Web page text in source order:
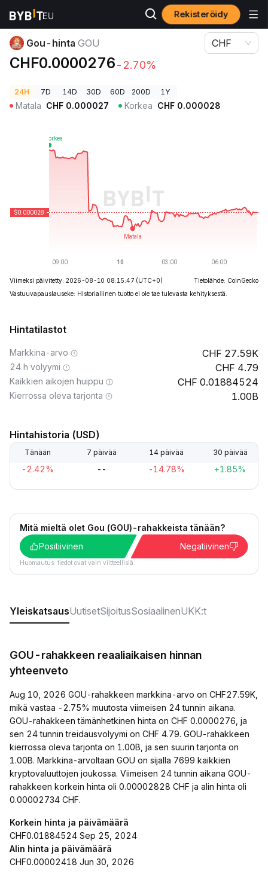
Rekisteröidy
Kryptohinnat
Gou-hinta GOU
CHF0.0000276-2.70%
CHF
24H 7D 14D 30D 60D 200D 1Y
Matala CHF 0.000027 Korkea CHF 0.000028
Viimeksi päivitetty: 2026-08-10 08:15:47 (UTC+0)
Tietolähde: CoinGecko
Vastuuvapauslauseke: Historiallinen tuotto ei ole tae tulevasta kehityksestä.
Hintatilastot
Markkina-arvo 27.59K
24 h volyymi 4.79
Kaikkien aikojen huippu 0.01884524
Kierrossa oleva tarjonta 1.00B
Hintahistoria (USD)
Tänään 7 päivää 14 päivää 30 päivää
-2.42% -- -14.78% +1.85%
Mitä mieltä olet Gou (GOU)-rahakkeista tänään?
Positiivinen
Negatiivinen
Huomautus: tiedot ovat vain viitteellisiä.
YleiskatsausUutisetSijoitusSosiaalinenUKK:t
GOU-rahakkeen reaaliaikaisen hinnan
yhteenveto
Aug 10, 2026 GOU-rahakkeen markkina-arvo on CHF27.59K,
mikä vastaa -2.75% muutosta viimeisen 24 tunnin aikana.
GOU-rahakkeen tämänhetkinen hinta on CHF 0.0000276, ja
sen 24 tunnin treidausvolyymi on CHF 4.79. GOU-rahakkeen
kierrossa oleva tarjonta on 1.00B, ja sen suurin tarjonta on
1.00B. Markkina-arvoltaan GOU on sijalla 7699 kaikkien
kryptovaluuttojen joukossa. Viimeisen 24 tunnin aikana GOU-
rahakkeen korkein hinta oli 0.00002828 CHF ja alin hinta oli
0.00002734 CHF.
Korkein hinta ja päivämäärä
CHF0.01884524 Sep 25, 2024
Alin hinta ja päivämäärä
CHF0.00002418 Jun 30, 2026